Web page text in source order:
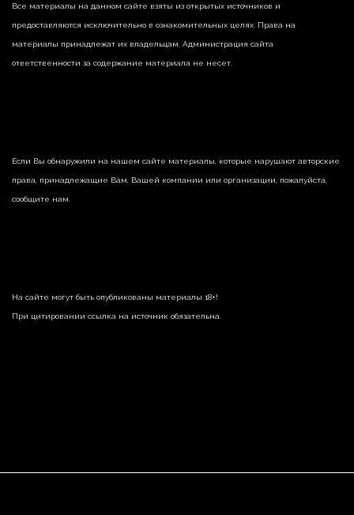
Все материалы на данном сайте взяты из открытых источников и
предоставляются исключительно в ознакомительных целях. Права на
материалы принадлежат их владельцам. Администрация сайта
ответственности за содержание материала не несет.
Если Вы обнаружили на нашем сайте материалы, которые нарушают авторские
права, принадлежащие Вам, Вашей компании или организации, пожалуйста,
сообщите нам.
На сайте могут быть опубликованы материалы 18+!
При цитировании ссылка на источник обязательна.